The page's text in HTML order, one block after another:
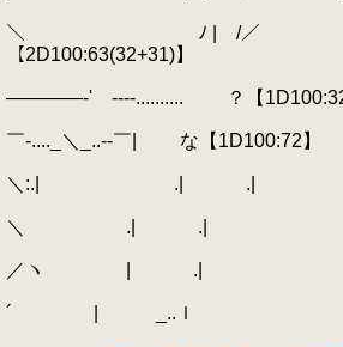
/
＼ ﾉ | /／
【2D100:63(32+31)】
￣7＿,
――――‐' ----.......... ？【1D100:32
/: ＼
￣-...._＼_..--￣| な【1D100:72】
/:ｌ: :
＼:.| .| .|
/∧: : : : :
＼ .| .|
/: :∧: :
／ヽ | .|
/: : : ∧_/
´ | _..ｌ
|: : : : :